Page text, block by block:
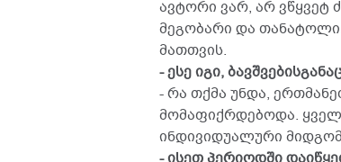
ავტორი ვარ, არ ვწყვეტ
მეგობარი და
მათთვის.
- ესე იგი,
- რა თქმა უნდა,
მომაფიქრდებოდა.
ინდივიდუალური